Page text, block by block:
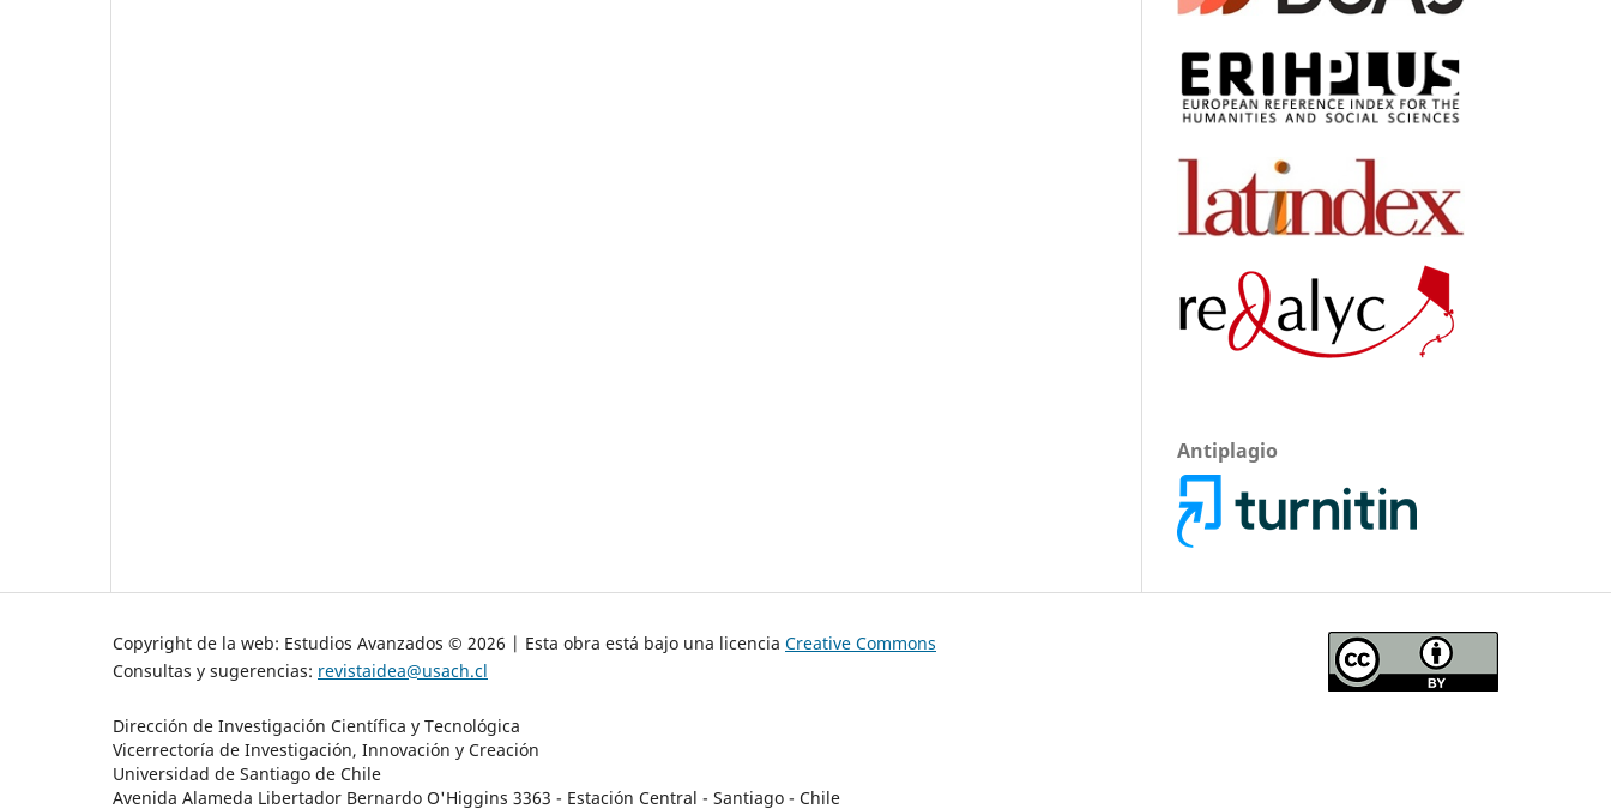
Antiplagio
Copyright de la web: Estudios Avanzados © 2026 | Esta obra está bajo una licencia Creative Commons
Consultas y sugerencias: revistaidea@usach.cl
Dirección de Investigación Científica y Tecnológica
Vicerrectoría de Investigación, Innovación y Creación
Universidad de Santiago de Chile
Avenida Alameda Libertador Bernardo O'Higgins 3363 - Estación Central - Santiago - Chile